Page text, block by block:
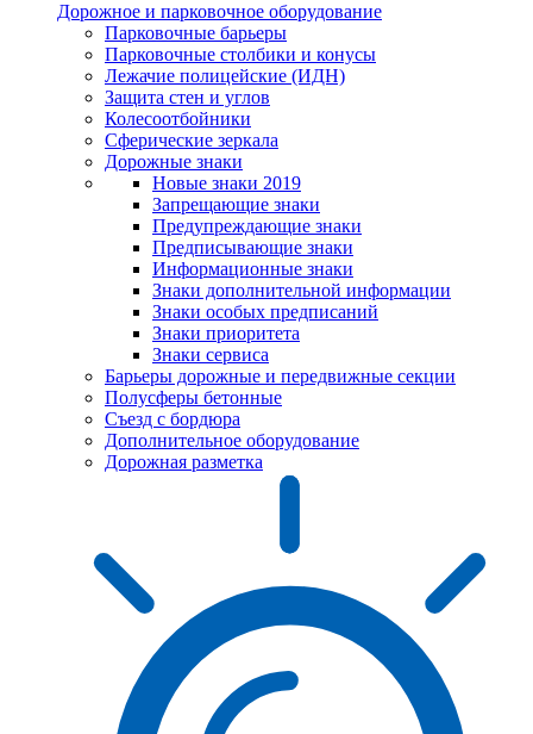
Дорожное и парковочное оборудование
Парковочные барьеры
Парковочные столбики и конусы
Лежачие полицейские (ИДН)
Защита стен и углов
Колесоотбойники
Сферические зеркала
Дорожные знаки
Новые знаки 2019
Запрещающие знаки
Предупреждающие знаки
Предписывающие знаки
Информационные знаки
Знаки дополнительной информации
Знаки особых предписаний
Знаки приоритета
Знаки сервиса
Барьеры дорожные и передвижные секции
Полусферы бетонные
Съезд с бордюра
Дополнительное оборудование
Дорожная разметка